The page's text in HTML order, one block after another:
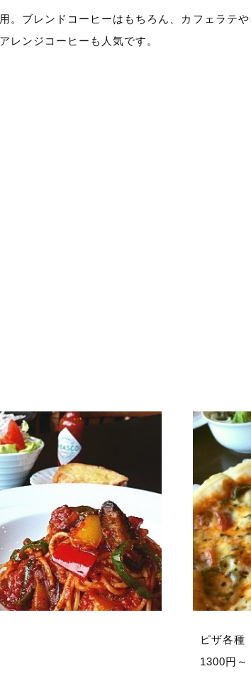
。ブレンドコーヒーはもちろん、カフェラテや
レンジコーヒーも人気です。
ピザ各種
1300円～